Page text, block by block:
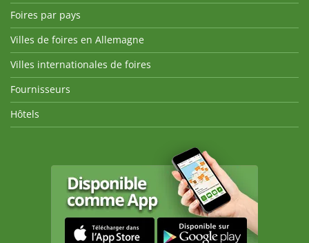
Foires par pays
Villes de foires en Allemagne
Villes internationales de foires
Fournisseurs
Hôtels